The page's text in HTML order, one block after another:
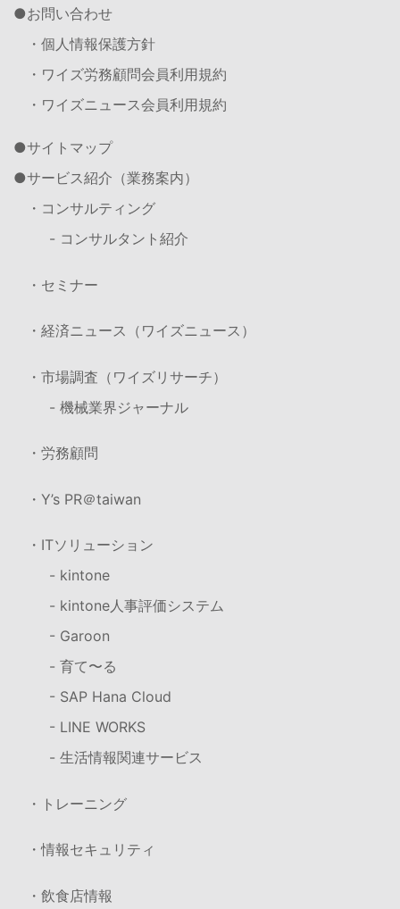
お問い合わせ
・個人情報保護方針
・ワイズ労務顧問会員利用規約
・ワイズニュース会員利用規約
サイトマップ
サービス紹介（業務案内）
・コンサルティング
- コンサルタント紹介
・セミナー
・経済ニュース（ワイズニュース）
・市場調査（ワイズリサーチ）
- 機械業界ジャーナル
・労務顧問
・Y’s PR＠taiwan
・ITソリューション
- kintone
- kintone人事評価システム
- Garoon
- 育て〜る
- SAP Hana Cloud
- LINE WORKS
- 生活情報関連サービス
・トレーニング
・情報セキュリティ
・飲食店情報